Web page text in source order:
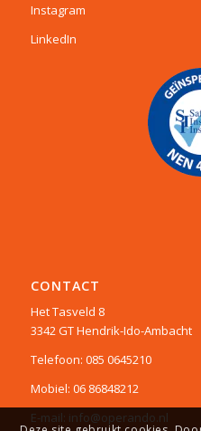
Instagram
LinkedIn
CONTACT
Het Tasveld 8
3342 GT Hendrik-Ido-Ambacht
Telefoon: 085 0645210
Mobiel: 06 86848212
E-mail: info@operando.nl